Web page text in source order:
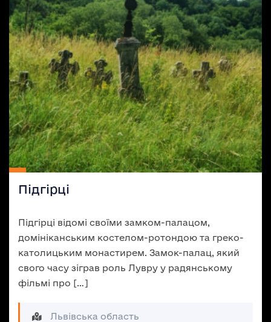
Підгірці
Підгірці відомі своїми замком-палацом,
домініканським костелом-ротондою та греко-
католицьким монастирем. Замок-палац, який
свого часу зіграв роль Лувру у радянському
фільмі про […]
Львівська область